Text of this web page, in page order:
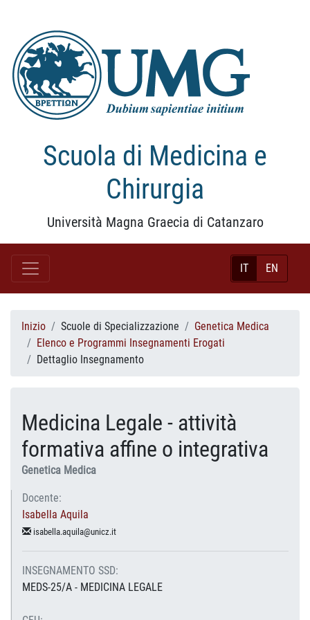
Scuola di Medicina e
Chirurgia
Università Magna Graecia di Catanzaro
IT EN
Inizio Scuole di Specializzazione
Genetica Medica
Elenco e Programmi Insegnamenti Erogati
Dettaglio Insegnamento
Medicina Legale - attività
formativa affine o integrativa
Genetica Medica
Docente:
Isabella Aquila
isabella.aquila@unicz.it
INSEGNAMENTO SSD:
MEDS-25/A - MEDICINA LEGALE